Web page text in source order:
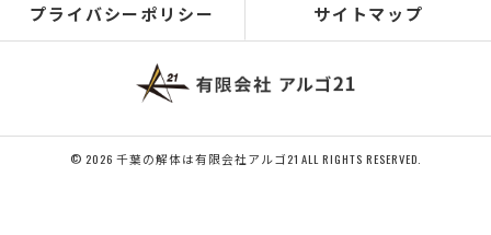
プライバシーポリシー サイトマップ
© 2026 千葉の解体は有限会社アルゴ21 ALL RIGHTS RESERVED.